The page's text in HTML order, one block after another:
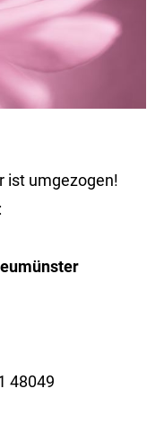
ist umgezogen!
48049